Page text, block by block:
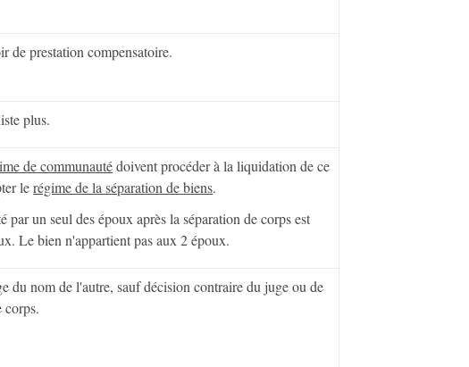
de prestation compensatoire.
plus.
de communautédoivent procéder à la liquidation de ce
lerégime de la séparation de biens.
par un seul des époux après la séparation de corps est
Le bien n'appartient pas aux 2 époux.
du nom de l'autre, sauf décision contraire du juge ou de
corps.